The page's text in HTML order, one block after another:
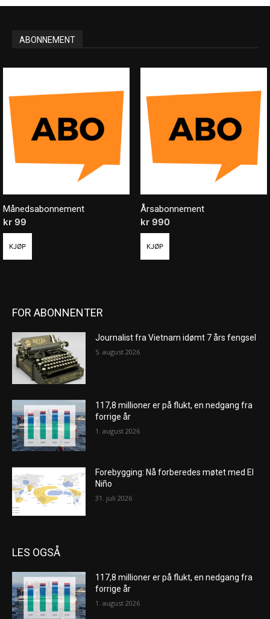
ABONNEMENT
Månedsabonnement
kr 99
KJØP
Årsabonnement
kr990
KJØP
FOR ABONNENTER
Journalist fra Vietnam idømt 7 års fengsel
5. august 2026
117,8 millioner er på flukt, en nedgang fra
forrige år
1. august 2026
Forebygging: Nå forberedes møtet med El
Niño
31. juli 2026
LES OGSÅ
117,8 millioner er på flukt, en nedgang fra
forrige år
1. august 2026